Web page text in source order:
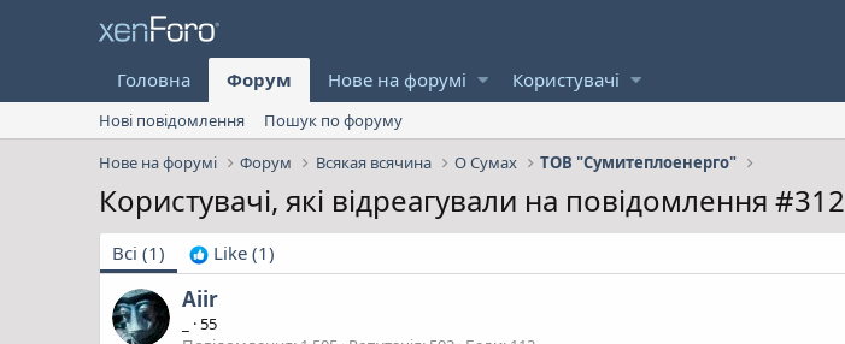
Головна Форум Нове на форумі Користувачі
Нові повідомлення
Пошук по форуму
Нове на форумі
Форум Всякая всячина О Сумах ТОВ "Сумитеплоенерго"
Користувачі, які відреагували на повідомлення #312
Всі (1) Like (1)
Aiir
·55